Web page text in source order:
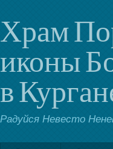
Храм
иконы
в
Радуйся Невесто